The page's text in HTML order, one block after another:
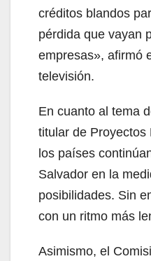
créditos blandos
pérdida que vayan
empresas», afirmó
televisión.
En cuanto al tema
titular de Proyectos
los países
Salvador en la
posibilidades. Sin
con un ritmo más
Asimismo, el